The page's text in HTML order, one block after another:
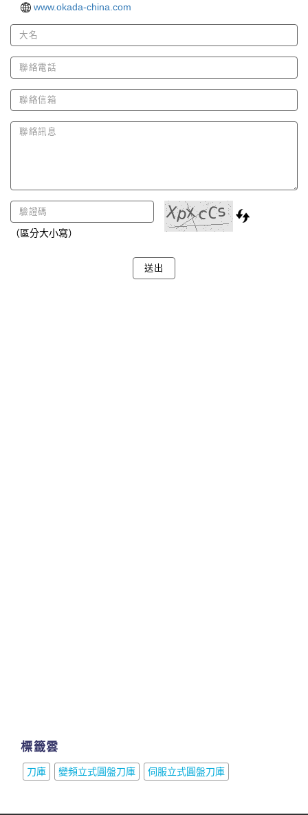
www.okada-china.com
（區分大小寫）
送出
標籤雲
刀庫 變頻立式圓盤刀庫 伺服立式圓盤刀庫